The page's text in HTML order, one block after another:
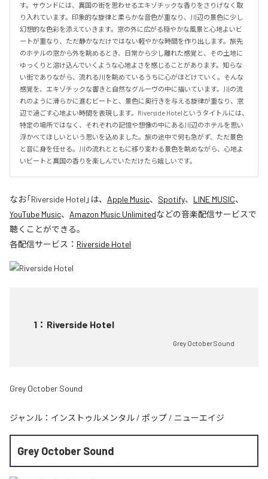
す。サウンドには、異国の街を思わせるエキゾチックな香りをさりげなく取
り入れています。印象的な旋律と柔らかな音色が重なり、川辺の景色に少し
幻想的な色彩を添えていきます。窓の外に広がる穏やかな風景と心地よいビ
ートが重なり、ただ静かなだけではない軽やかな時間を作り出します。旅先
のホテルの窓から外を眺めるとき、日常から少し離れた感覚と、その土地に
ゆっくりと溶け込んでいくような心地よさを感じることがあります。知らな
い街でありながら、流れる川を眺めているうちに心がほどけていく。そんな
感覚を、エキゾチックな響きと自然なグルーヴの中に描いています。川の流
れのように滑らかに進むビートと、景色に奥行きを与える旋律が重なり、窓
辺で過ごす心地よい時間を表現します。Riverside Hotelというタイトルには、
特定の場所ではなく、それぞれの記憶や想像の中にある川辺のホテルを思い
浮かべてほしいという思いを込めました。旅の途中で何も急がず、ただ景色
と音に身を任せる。川の流れとともに移り変わる景色を眺めながら、心地よ
いビートと異国の香りを楽しんでいただけたら嬉しいです。
なお「Riverside Hotel 」は、 Apple Music、 Spotify、 LINE MUSIC、
YouTube Music、 Amazon Music Unlimitedなどの音楽配信サービスで
聴くことができる。
各配信サービス： Riverside Hotel
1 ： Riverside Hotel
Grey October Sound
Grey October Sound
ジャンル： インストゥルメンタル / ポップ / ニューエイジ
Grey October Sound